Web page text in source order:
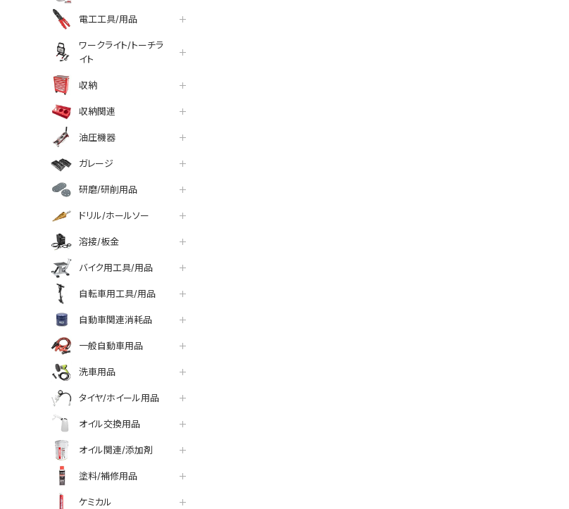
電工工具/用品
ワークライト/トーチラ
イト
収納
収納関連
油圧機器
ガレージ
研磨/研削用品
ドリル/ホールソー
溶接/板金
バイク用工具/用品
自転車用工具/用品
自動車関連消耗品
一般自動車用品
洗車用品
タイヤ/ホイール用品
オイル交換用品
オイル関連/添加剤
塗料/補修用品
ケミカル